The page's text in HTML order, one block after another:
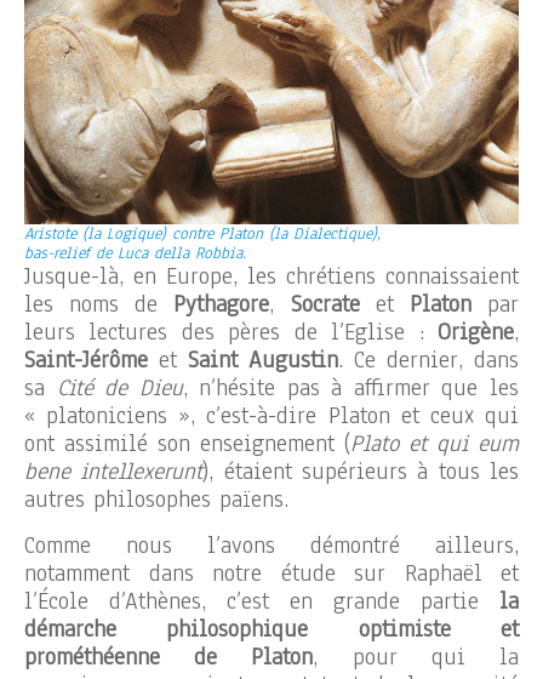
Aristote (la Logique) contre Platon (la Dialectique),
bas-relief de Luca della Robbia.
Jusque-là, en Europe, les chrétiens connaissaient
les noms de Pythagore, Socrateet Platonpar
leurs lectures des pères de l’Eglise : Origène,
Saint-Jérôme et Saint Augustin. Ce dernier, dans
sa Cité de Dieu, n’hésite pas à affirmer que les
« platoniciens », c’est-à-dire Platon et ceux qui
ont assimilé son enseignement (Plato et qui eum
bene intellexerunt), étaient supérieurs à tous les
autres philosophes païens.
Comme nous l’avons démontré ailleurs,
notamment dans notre étude sur Raphaël et
l’École d’Athènes, c’est en grande partie la
démarche philosophique optimiste et
prométhéenne de Platon, pour qui la